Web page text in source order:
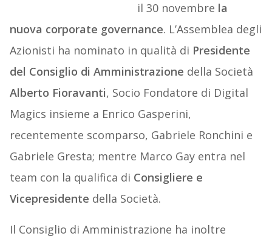
il 30 novembre la
nuova corporate governance. L’Assemblea degli
Azionisti ha nominato in qualità di Presidente
del Consiglio di Amministrazione della Società
Alberto Fioravanti, Socio Fondatore di Digital
Magics insieme a Enrico Gasperini,
recentemente scomparso, Gabriele Ronchini e
Gabriele Gresta; mentre Marco Gay entra nel
team con la qualifica di Consigliere e
Vicepresidente della Società.
Il Consiglio di Amministrazione ha inoltre